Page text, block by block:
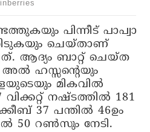
പിന്നീട് പാപ്വാ
ചെയ്താണ്
ആദ്യം ബാറ്റ് ചെയ്ത
അൽ ഹസ്സന്റെയും
മികവിൽ
നഷ്ടത്തിൽ 181
37 പന്തിൽ 46ഉം
50 റൺസും നേടി.